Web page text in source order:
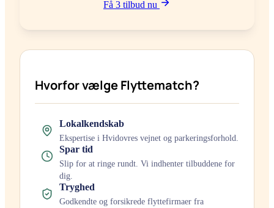
Få 3 tilbud nu
Hvorfor vælge Flyttematch?
Lokalkendskab
Ekspertise i Hvidovres vejnet og parkeringsforhold.
Spar tid
Slip for at ringe rundt. Vi indhenter tilbuddene for
dig.
Tryghed
Godkendte og forsikrede flyttefirmaer fra